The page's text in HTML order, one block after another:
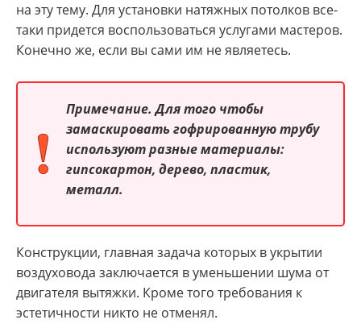
на эту тему. Для установки натяжных потолков все-
таки придется воспользоваться услугами мастеров.
Конечно же, если вы сами им не являетесь.
Примечание.Для того чтобы
замаскировать гофрированную трубу
используют разные материалы:
гипсокартон, дерево, пластик,
металл.
Конструкции, главная задача которых в укрытии
воздуховода заключается в уменьшении шума от
двигателя вытяжки. Кроме того требования к
эстетичности никто не отменял.